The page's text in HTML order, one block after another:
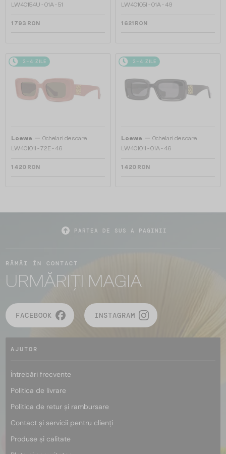
LW40154U - 01A - 51
1 793 RON
LW40105I - 01A - 49
1 621 RON
2-4 ZILE
Loewe — Ochelari de soare
LW40101I - 72E - 46
1 420 RON
2-4 ZILE
Loewe — Ochelari de soare
LW40101I - 01A - 46
1 420 RON
PARTEA DE SUS A PAGINII
RĂMÂI ÎN CONTACT
URMĂRIȚI MAGIA
FACEBOOK INSTAGRAM
AJUTOR
Întrebări frecvente
Politica de livrare
Politica de retur și rambursare
Contact și servicii pentru clienți
Produse și calitate